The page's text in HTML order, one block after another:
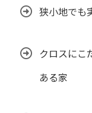
狭小地でも
クロスにこ
ある家